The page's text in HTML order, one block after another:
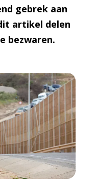
gebrek aan
artikel delen
bezwaren.